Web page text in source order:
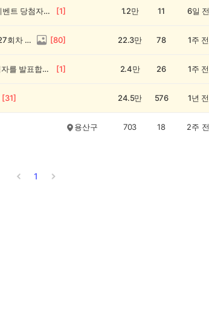
💰[당첨자 발표] 26회차 우리 동네 정보왕 이벤트 당첨자를 발표합니다! [1] 1.2만 11 6일 전
💸 전원 2,000캐시 지급! 우리 동네 정보왕 27회차 (~8/10) [80] 22.3만 78 1주 전
💰[당첨자 발표] 우리 동네 썰전 12회차 당첨자를 발표합니다! [1] 2.4만 26 1주 전
[31] 24.5만 576 1년 전
용산구 703 18 2주 전
1